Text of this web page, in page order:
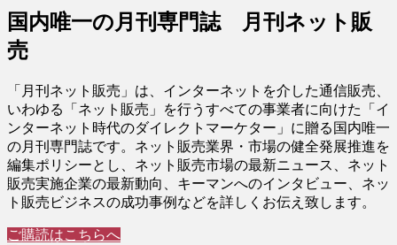
国内唯一の月刊専門誌 月刊ネット販
売
「月刊ネット販売」は、インターネットを介した通信販売、
いわゆる「ネット販売」を行うすべての事業者に向けた「イ
ンターネット時代のダイレクトマーケター」に贈る国内唯一
の月刊専門誌です。ネット販売業界・市場の健全発展推進を
編集ポリシーとし、ネット販売市場の最新ニュース、ネット
販売実施企業の最新動向、キーマンへのインタビュー、ネッ
ト販売ビジネスの成功事例などを詳しくお伝え致します。
ご購読はこちらへ